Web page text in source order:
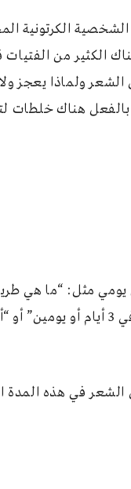
الكرتونية
الكثير من
ولماذا يعجز
خلطات لتطويل
مثل: “ما هي
“كيفية تطويل الشعر في 7 أيام؟” أو
الشعر في هذه